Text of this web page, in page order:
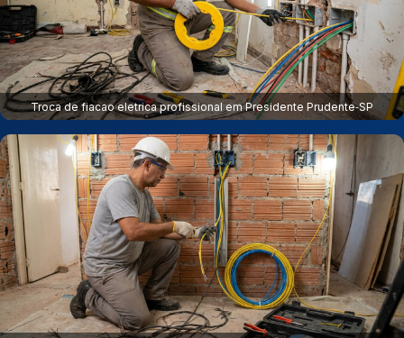
Troca de fiacao eletrica profissional em Presidente Prudente‑SP